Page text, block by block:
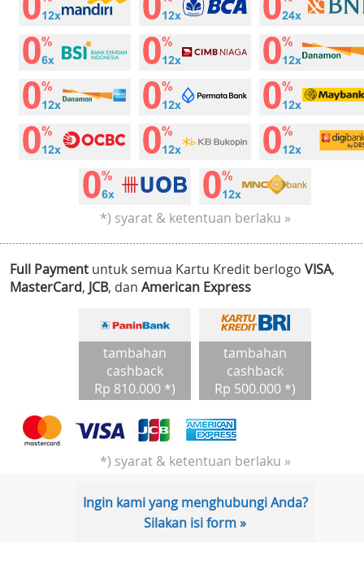
*) syarat & ketentuan berlaku »
Full Payment untuk semua Kartu Kredit berlogo VISA,
MasterCard, JCB, dan American Express
tambahan
cashback
Rp 810.000 *)
tambahan
cashback
Rp 500.000 *)
*) syarat & ketentuan berlaku »
Ingin kami yang menghubungi Anda?
Silakan isi form »